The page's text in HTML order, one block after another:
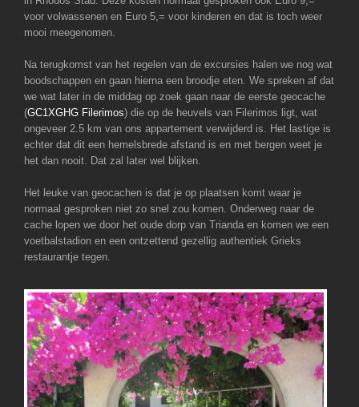
voor volwassenen en Euro 5,= voor kinderen en dat is toch weer
mooi meegenomen.
Na terugkomst van het regelen van de excursies halen we nog wat
boodschappen en gaan hierna een broodje eten. We spreken af dat
we wat later in de middag op zoek gaan naar de eerste geocache
(GC1XGHG Filerimos) die op de heuvels van Filerimos ligt, wat
ongeveer 2.5 km van ons appartement verwijderd is. Het lastige is
echter dat dit een hemelsbrede afstand is en met bergen weet je
het dan nooit. Dat zal later wel blijken.
Het leuke van geocachen is dat je op plaatsen komt waar je
normaal gesproken niet zo snel zou komen. Onderweg naar de
cache lopen we door het oude dorp van Trianda en komen we een
voetbalstadion en een ontzettend gezellig authentiek Grieks
restaurantje tegen.